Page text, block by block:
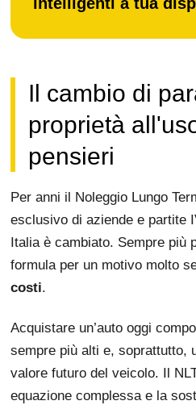
Il cambio di
proprietà
pensieri
Per anni il Noleggio Lungo
esclusivo di aziende e partite
Italia è cambiato. Sempre più
formula per un motivo molto
costi.
Acquistare un’auto oggi
sempre più alti e, soprattutto,
valore futuro del veicolo. Il
equazione complessa e la